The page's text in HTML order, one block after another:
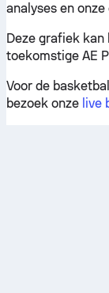
analyses en
Deze grafiek kan
toekomstige AE
Voor de
bezoek onze live